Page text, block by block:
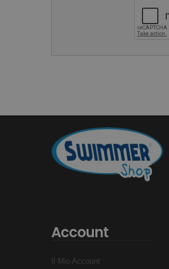
Account
Il Mio Account